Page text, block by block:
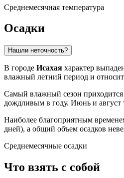
Среднемесячная температура
Осадки
Нашли неточность?
В городе Исахая характер
влажный летний период и
Самый влажный сезон приходится
дождливым в году. Июнь и август
Наиболее благоприятным
дней), а общий объем осадков
Среднемесячные осадки
Что взять с собой